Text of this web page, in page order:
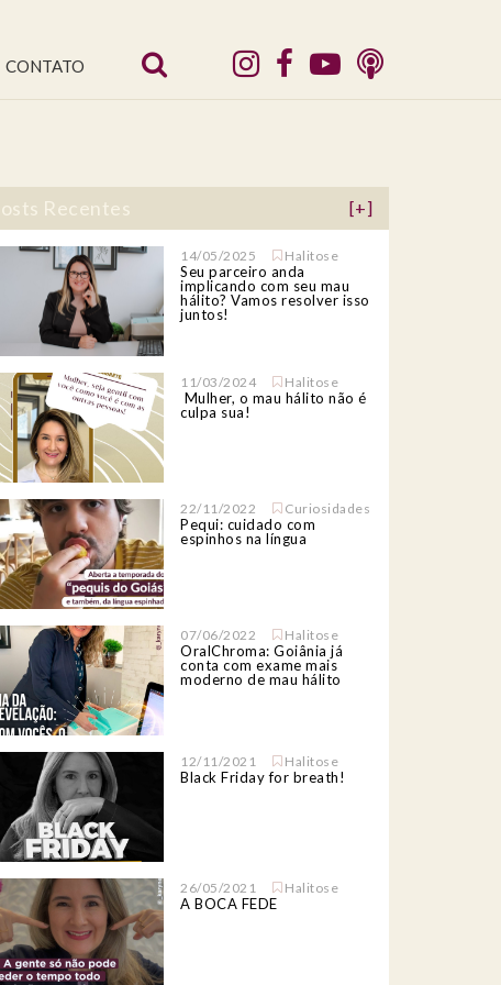
CONTATO
Recentes [+]
14/05/2025 Halitose
Seu parceiro anda
implicando com seu mau
hálito? Vamos resolver isso
juntos!
11/03/2024 Halitose
Mulher, o mau hálito não é
culpa sua!
22/11/2022 Curiosidades
Pequi: cuidado com
espinhos na língua
07/06/2022 Halitose
OralChroma: Goiânia já
conta com exame mais
moderno de mau hálito
12/11/2021 Halitose
Black Friday for breath!
26/05/2021 Halitose
A BOCA FEDE